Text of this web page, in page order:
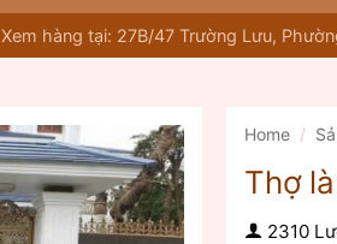
Xem hàng tại: 27B/47 Trường Lưu,
Home /
Thợ
2310